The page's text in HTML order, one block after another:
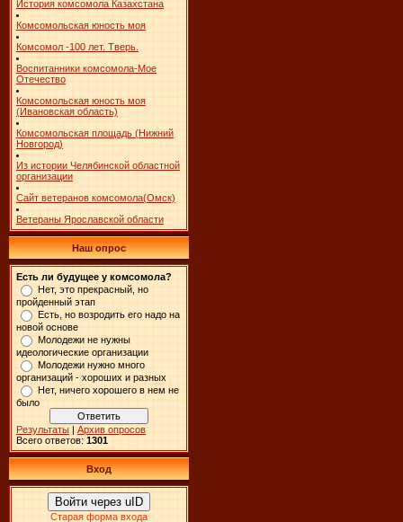
История комсомола Казахстана
Комсомольская юность моя
Комсомол -100 лет. Тверь.
Воспитанники комсомола-Мое
Отечество
Комсомольская юность моя
(Ивановская область)
Комсомольская площадь (Нижний
Новгород)
Из истории Челябинской областной
организации
Сайт ветеранов комсомола(Омск)
Ветераны Ярославской области
Наш опрос
Есть ли будущее у комсомола?
Нет, это прекрасный, но
пройденный этап
Есть, но возродить его надо на
новой основе
Молодежи не нужны
идеологические организации
Молодежи нужно много
организаций - хороших и разных
Нет, ничего хорошего в нем не
было
Результаты | Архив опросов
Всего ответов: 1301
Вход
Войти через uID
Старая форма входа